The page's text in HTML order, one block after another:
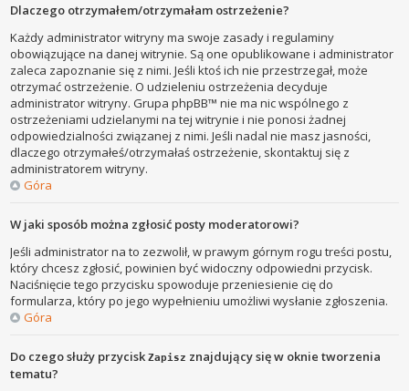
Dlaczego otrzymałem/otrzymałam ostrzeżenie?
Każdy administrator witryny ma swoje zasady i regulaminy
obowiązujące na danej witrynie. Są one opublikowane i administrator
zaleca zapoznanie się z nimi. Jeśli ktoś ich nie przestrzegał, może
otrzymać ostrzeżenie. O udzieleniu ostrzeżenia decyduje
administrator witryny. Grupa phpBB™ nie ma nic wspólnego z
ostrzeżeniami udzielanymi na tej witrynie i nie ponosi żadnej
odpowiedzialności związanej z nimi. Jeśli nadal nie masz jasności,
dlaczego otrzymałeś/otrzymałaś ostrzeżenie, skontaktuj się z
administratorem witryny.
Góra
W jaki sposób można zgłosić posty moderatorowi?
Jeśli administrator na to zezwolił, w prawym górnym rogu treści postu,
który chcesz zgłosić, powinien być widoczny odpowiedni przycisk.
Naciśnięcie tego przycisku spowoduje przeniesienie cię do
formularza, który po jego wypełnieniu umożliwi wysłanie zgłoszenia.
Góra
Do czego służy przyciskZapisz znajdujący się w oknie tworzenia
tematu?